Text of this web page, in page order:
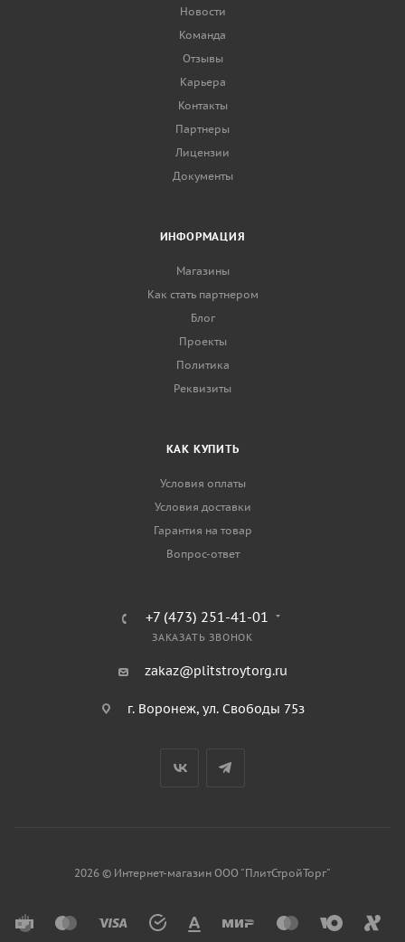
Новости
Команда
Отзывы
Карьера
Контакты
Партнеры
Лицензии
Документы
ИНФОРМАЦИЯ
Магазины
Как стать партнером
Блог
Проекты
Политика
Реквизиты
КАК КУПИТЬ
Условия оплаты
Условия доставки
Гарантия на товар
Вопрос-ответ
+7 (473) 251-41-01
ЗАКАЗАТЬ ЗВОНОК
zakaz@plitstroytorg.ru
г. Воронеж, ул. Свободы 75з
2026 © Интернет-магазин ООО "ПлитСтройТорг"